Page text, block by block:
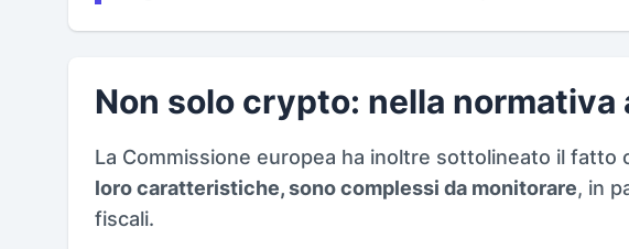
Non solo crypto: nella normativa
La Commissione europea ha inoltre sottolineato il fatto
loro caratteristiche, sono complessi da monitorare, in
fiscali.